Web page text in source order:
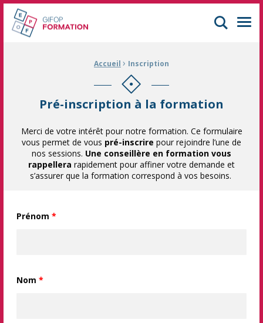
GIFOP Formation Centre de formation continue à Mulhouse
Accueil › Inscription
Pré-inscription à la formation
Merci de votre intérêt pour notre formation. Ce formulaire
vous permet de vous pré-inscrire pour rejoindre l’une de
nos sessions. Une conseillère en formation vous
rappellera rapidement pour affiner votre demande et
s’assurer que la formation correspond à vos besoins.
Prénom *
Nom *